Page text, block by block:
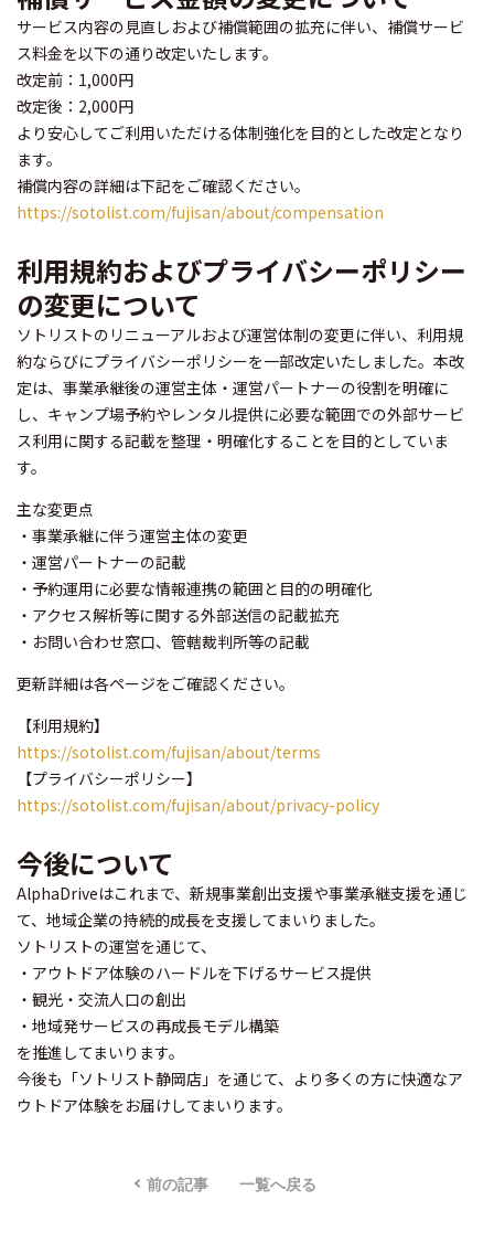
サービス内容の見直しおよび補償範囲の拡充に伴い、補償サービ
ス料金を以下の通り改定いたします。
改定前：1,000円
改定後：2,000円
より安心してご利用いただける体制強化を目的とした改定となり
ます。
補償内容の詳細は下記をご確認ください。
https://sotolist.com/fujisan/about/compensation
利用規約およびプライバシーポリシー
の変更について
ソトリストのリニューアルおよび運営体制の変更に伴い、利用規
約ならびにプライバシーポリシーを一部改定いたしました。本改
定は、事業承継後の運営主体・運営パートナーの役割を明確に
し、キャンプ場予約やレンタル提供に必要な範囲での外部サービ
ス利用に関する記載を整理・明確化することを目的としていま
す。
主な変更点
・事業承継に伴う運営主体の変更
・運営パートナーの記載
・予約運用に必要な情報連携の範囲と目的の明確化
・アクセス解析等に関する外部送信の記載拡充
・お問い合わせ窓口、管轄裁判所等の記載
更新詳細は各ページをご確認ください。
【利用規約】
https://sotolist.com/fujisan/about/terms
【プライバシーポリシー】
https://sotolist.com/fujisan/about/privacy-policy
今後について
AlphaDriveはこれまで、新規事業創出支援や事業承継支援を通じ
て、地域企業の持続的成長を支援してまいりました。
ソトリストの運営を通じて、
・アウトドア体験のハードルを下げるサービス提供
・観光・交流人口の創出
・地域発サービスの再成長モデル構築
を推進してまいります。
今後も「ソトリスト静岡店」を通じて、より多くの方に快適なア
ウトドア体験をお届けしてまいります。
前の記事 一覧へ戻る